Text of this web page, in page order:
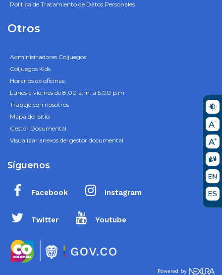
Política de Tratamiento de Datos Personales
Otros
Administradores Coljuegos
Coljuegos Kids
Horarios de oficinas:
Lunes a viernes de 8:00 a.m. a 5:00 p.m.
Trabaje con nosotros
Mapa del Sitio
Gestor Documental
Visualizar anexos del gestor documental
Síguenos
Facebook Instagram
Twitter Youtube